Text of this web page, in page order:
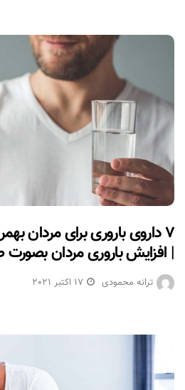
۷ داروی باروری برای مردان
| افزایش باروری مردان
ترانه محمودی 17 اکتبر 2021